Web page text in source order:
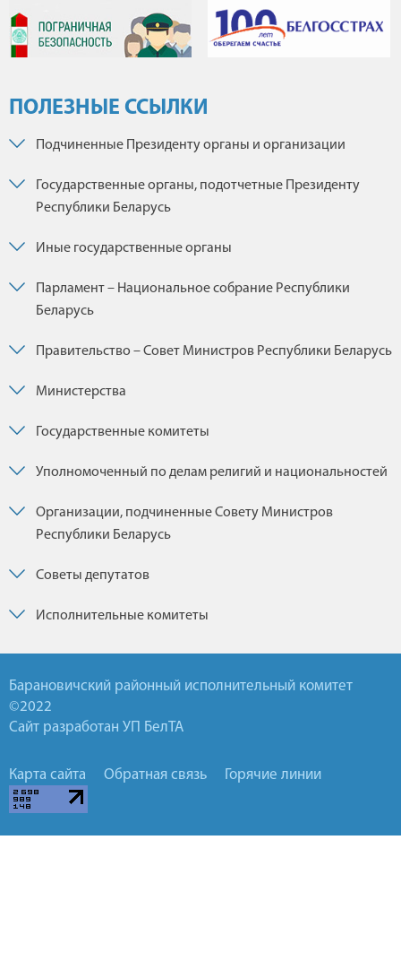
ПОЛЕЗНЫЕ ССЫЛКИ
Подчиненные Президенту органы и организации
Государственные органы, подотчетные Президенту
Республики Беларусь
Иные государственные органы
Парламент – Национальное собрание Республики
Беларусь
Правительство – Совет Министров Республики Беларусь
Министерства
Государственные комитеты
Уполномоченный по делам религий и национальностей
Организации, подчиненные Совету Министров
Республики Беларусь
Советы депутатов
Исполнительные комитеты
Барановичский районный исполнительный комитет
©2022
Сайт разработан УП БелТА
Карта сайта Обратная связь Горячие линии